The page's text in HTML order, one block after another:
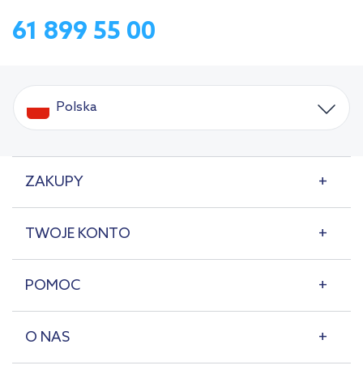
61 899 55 00
Polska
ZAKUPY
TWOJE KONTO
POMOC
O NAS